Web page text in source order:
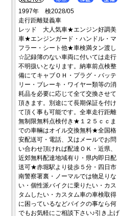
1997年 検2028/05
走行距離疑義車
レッド 大人気車★エンジン好調美
車★エンジンガード・ハンドル・マ
フラー・シート他★車検満タン渡し
☆記録簿のない車両に付いては走行
不明扱いとなります。納車前点検整
備にてキャブＯＨ・プラグ・バッテ
リー・ブレーキ・ワイヤー類等の消
耗品を必要に応じて全て交換させて
頂きます。別途にて長期保証を付け
て頂く事も可能です。全車走行距離
無制限無料点検付き★１２５ｃｃま
での車輛はオイル交換無料★全国格
安配送可・電話、又はメールでお問
い合わせ頂ければ配達ＯＫ・近県、
近郊無料配達地域有り・県内即日配
送可★赤堀駅より徒歩５分・四日市
南警察署裏・ノーマルでは物足りな
い・個性派バイクに乗りたい・カス
タムしたい・カスタム車の車検取得
に困っているなどバイクの事なら何
でもお気軽にご相談下さい♪引き上げ